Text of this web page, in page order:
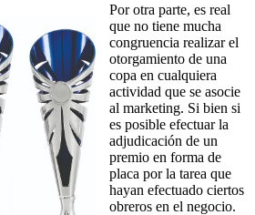
Por otra parte, es real
que no tiene mucha
congruencia realizar el
otorgamiento de una
copa en cualquiera
actividad que se asocie
al marketing. Si bien si
es posible efectuar la
adjudicación de un
premio en forma de
placa por la tarea que
hayan efectuado ciertos
obreros en el negocio.